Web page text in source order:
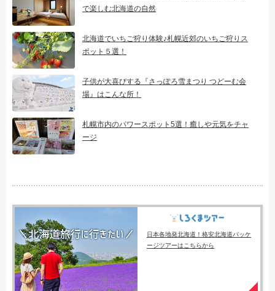
で楽しむ北海道の自然
北海道でいちご狩り体験♪札幌近郊のいちご狩りス
ポット５選！
子供が大喜びする『さっぽろ雪まつり つどーむ会
場』はこんな所！
札幌市内のパワースポット5選！癒しや元気をチャ
ージ
日本各地発北海道！格安北海道パッケ
ージツアーはこちらから